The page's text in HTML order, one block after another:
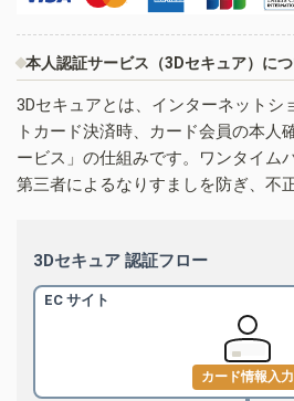
本人認証サービス（3Dセキュア）に
3Dセキュアとは、インターネットシ
トカード決済時、カード会員の本人
ービス」の仕組みです。ワンタイム
第三者によるなりすましを防ぎ、不
3Dセキュア 認証フロー
EC サイト
カード情報入力